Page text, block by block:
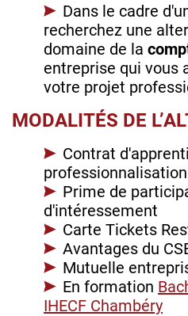
Dans le cadre
recherchez une
domaine de la
entreprise qui vous
votre projet
MODALITÉS DE
Contrat
professionnalisation
Prime de
d'intéressement
Carte Tickets
Avantages du
Mutuelle
En formation
IHECF Chambéry